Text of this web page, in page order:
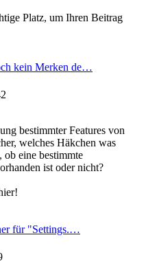
Platz, um Ihren Beitrag
kein Merken de…
bestimmter Features von
welches Häkchen was
eine bestimmte
ist oder nicht?
für "Settings.…